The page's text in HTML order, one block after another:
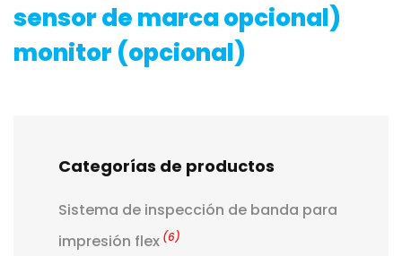
sensor de marca opcional)
monitor (opcional)
Categorías de productos
Sistema de inspección de banda para
impresión flex (6)